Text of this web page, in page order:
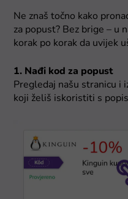
Ne znaš točno kako
za popust? Bez brige – u
korak po korak da uvijek
1. Nađi kod za popust
Pregledaj našu stranicu i
koji želiš iskoristiti s